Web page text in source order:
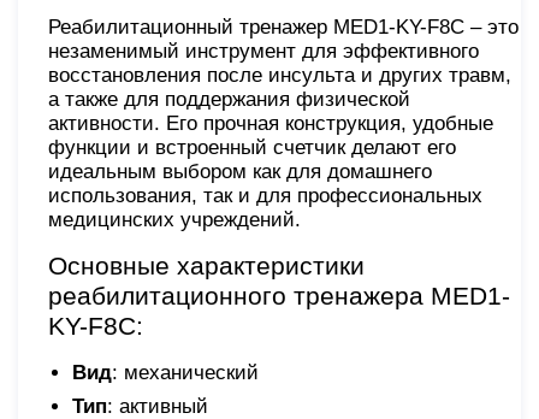
Реабилитационный тренажер MED1-KY-F8С – это
незаменимый инструмент для эффективного
восстановления после инсульта и других травм,
а также для поддержания физической
активности. Его прочная конструкция, удобные
функции и встроенный счетчик делают его
идеальным выбором как для домашнего
использования, так и для профессиональных
медицинских учреждений.
Основные характеристики
реабилитационного тренажера MED1-
KY-F8С:
Вид: механический
Тип: активный